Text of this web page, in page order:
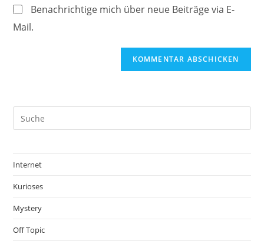
Benachrichtige mich über neue Beiträge via E-
Mail.
Internet
Kurioses
Mystery
Off Topic